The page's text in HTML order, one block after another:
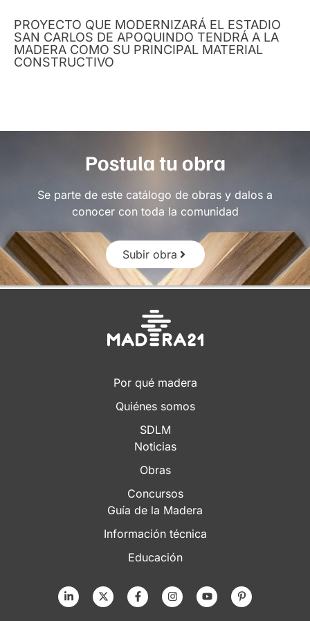
PROYECTO QUE MODERNIZARÁ EL ESTADIO
SAN CARLOS DE APOQUINDO TENDRÁ A LA
MADERA COMO SU PRINCIPAL MATERIAL
CONSTRUCTIVO
Postula tu obra
Se parte de este catálogo de obras y dalos a
conocer con toda la comunidad
Subir obra
Por qué madera
Quiénes somos
SDLM
Noticias
Obras
Concursos
Guía de la Madera
Información técnica
Educación